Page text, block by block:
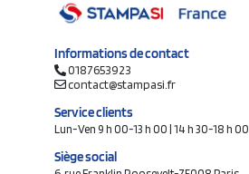
Informations de contact
0187653923
contact@stampasi.fr
Service clients
Lun-Ven 9 h 00-13 h 00 | 14 h 30-18 h 00
Siège social